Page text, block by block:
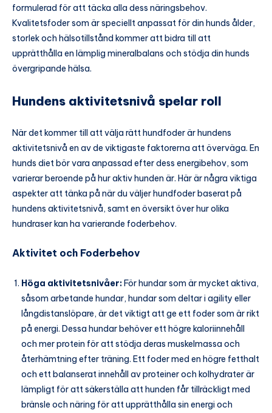
formulerad för att täcka alla dess näringsbehov.
Kvalitetsfoder som är speciellt anpassat för din hunds ålder,
storlek och hälsotillstånd kommer att bidra till att
upprätthålla en lämplig mineralbalans och stödja din hunds
övergripande hälsa.
Hundens aktivitetsnivå spelar roll
När det kommer till att välja rätt hundfoder är hundens
aktivitetsnivå en av de viktigaste faktorerna att överväga. En
hunds diet bör vara anpassad efter dess energibehov, som
varierar beroende på hur aktiv hunden är. Här är några viktiga
aspekter att tänka på när du väljer hundfoder baserat på
hundens aktivitetsnivå, samt en översikt över hur olika
hundraser kan ha varierande foderbehov.
Aktivitet och Foderbehov
Höga aktivitetsnivåer:För hundar som är mycket aktiva,
såsom arbetande hundar, hundar som deltar i agility eller
långdistanslöpare, är det viktigt att ge ett foder som är rikt
på energi. Dessa hundar behöver ett högre kaloriinnehåll
och mer protein för att stödja deras muskelmassa och
återhämtning efter träning. Ett foder med en högre fetthalt
och ett balanserat innehåll av proteiner och kolhydrater är
lämpligt för att säkerställa att hunden får tillräckligt med
bränsle och näring för att upprätthålla sin energi och